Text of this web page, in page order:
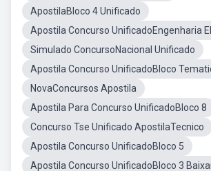
ApostilaBloco 4 Unificado
Apostila Concurso UnificadoEngenharia
Simulado ConcursoNacional Unificado
Apostila Concurso UnificadoBloco
NovaConcursos Apostila
Apostila Para Concurso UnificadoBloco 8
Concurso Tse Unificado ApostilaTecnico
Apostila Concurso UnificadoBloco 5
Apostila Concurso UnificadoBloco 3